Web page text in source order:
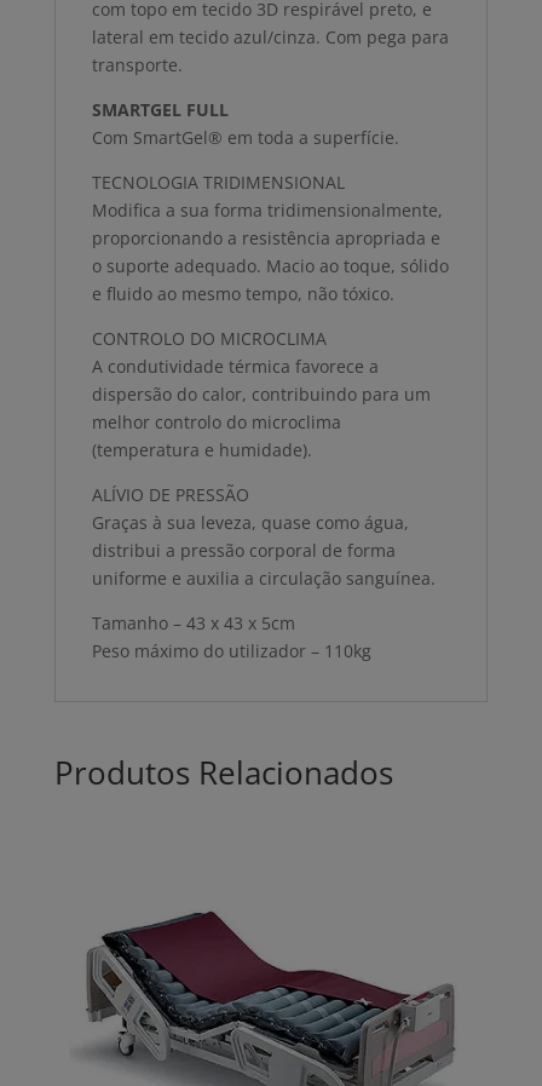
com topo em tecido 3D respirável preto, e
lateral em tecido azul/cinza. Com pega para
transporte.
SMARTGEL FULL
Com SmartGel® em toda a superfície.
TECNOLOGIA TRIDIMENSIONAL
Modifica a sua forma tridimensionalmente,
proporcionando a resistência apropriada e
o suporte adequado. Macio ao toque, sólido
e fluido ao mesmo tempo, não tóxico.
CONTROLO DO MICROCLIMA
A condutividade térmica favorece a
dispersão do calor, contribuindo para um
melhor controlo do microclima
(temperatura e humidade).
ALÍVIO DE PRESSÃO
Graças à sua leveza, quase como água,
distribui a pressão corporal de forma
uniforme e auxilia a circulação sanguínea.
Tamanho – 43 x 43 x 5cm
Peso máximo do utilizador – 110kg
Produtos Relacionados